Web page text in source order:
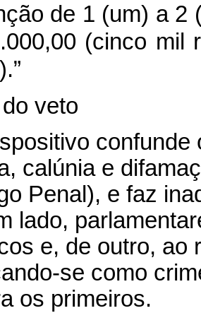
de 1 (um) a 2
(cinco mil
veto
calúnia e
Penal), e faz
lado,
e, de outro, ao
se como
os primeiros.